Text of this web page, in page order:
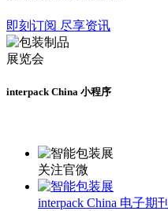
即刻订阅 尽享资讯
interpack China 小程序
关注官微
interpack China 电子期刊